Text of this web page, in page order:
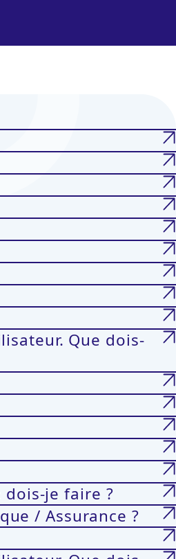
Que dois-
dois-je faire ?
/ Assurance ?